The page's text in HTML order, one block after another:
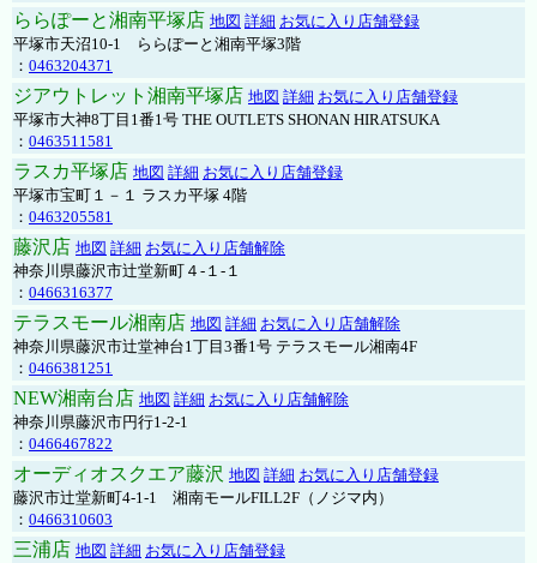
ららぽーと湘南平塚店 地図 詳細 お気に入り店舗登録
平塚市天沼10-1 ららぽーと湘南平塚3階
： 0463204371
ジアウトレット湘南平塚店 地図 詳細 お気に入り店舗登録
平塚市大神8丁目1番1号 THE OUTLETS SHONAN HIRATSUKA
： 0463511581
ラスカ平塚店 地図 詳細 お気に入り店舗登録
平塚市宝町１－１ ラスカ平塚 4階
： 0463205581
藤沢店 地図 詳細 お気に入り店舗解除
神奈川県藤沢市辻堂新町４-１-１
： 0466316377
テラスモール湘南店 地図 詳細 お気に入り店舗解除
神奈川県藤沢市辻堂神台1丁目3番1号 テラスモール湘南4F
： 0466381251
NEW湘南台店 地図 詳細 お気に入り店舗解除
神奈川県藤沢市円行1-2-1
： 0466467822
オーディオスクエア藤沢 地図 詳細 お気に入り店舗登録
藤沢市辻堂新町4-1-1 湘南モールFILL2F（ノジマ内）
： 0466310603
三浦店 地図 詳細 お気に入り店舗登録